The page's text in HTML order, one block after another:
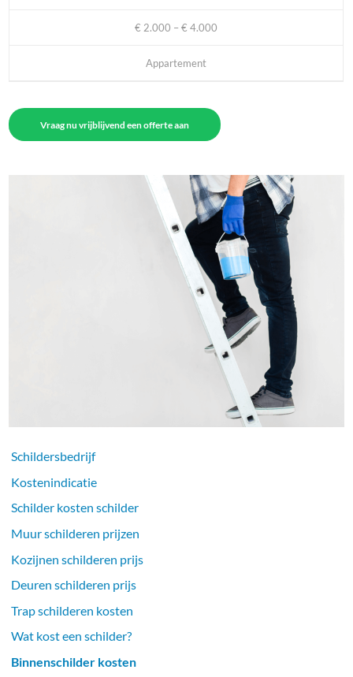
€ 2.000 – € 4.000
Appartement
Vraag nu vrijblijvend een offerte aan
Schildersbedrijf
Kostenindicatie
Schilder kosten schilder
Muur schilderen prijzen
Kozijnen schilderen prijs
Deuren schilderen prijs
Trap schilderen kosten
Wat kost een schilder?
Binnenschilder kosten